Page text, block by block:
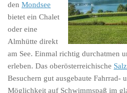
den Mondsee
bietet ein Chalet
oder eine
Almhütte direkt
am See. Einmal richtig durchatmen
erleben. Das oberösterreichische
Besuchern gut ausgebaute Fahrrad-
Möglichkeit auf Schwimmspaß im